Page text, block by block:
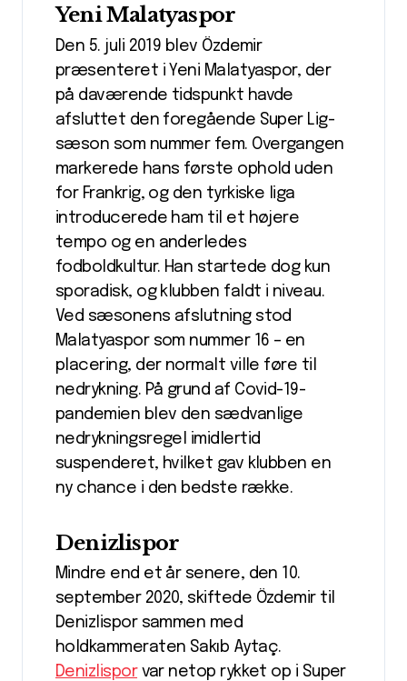
Yeni Malatyaspor
Den 5. juli 2019 blev Özdemir
præsenteret i Yeni Malatyaspor, der
på daværende tidspunkt havde
afsluttet den foregående Super Lig-
sæson som nummer fem. Overgangen
markerede hans første ophold uden
for Frankrig, og den tyrkiske liga
introducerede ham til et højere
tempo og en anderledes
fodboldkultur. Han startede dog kun
sporadisk, og klubben faldt i niveau.
Ved sæsonens afslutning stod
Malatyaspor som nummer 16 – en
placering, der normalt ville føre til
nedrykning. På grund af Covid-19-
pandemien blev den sædvanlige
nedrykningsregel imidlertid
suspenderet, hvilket gav klubben en
ny chance i den bedste række.
Denizlispor
Mindre end et år senere, den 10.
september 2020, skiftede Özdemir til
Denizlispor sammen med
holdkammeraten Sakıb Aytaç.
Denizlisporvar netop rykket op i Super